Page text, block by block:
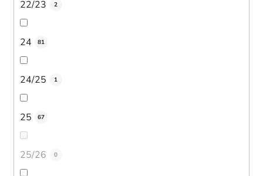
22/23 2
24 81
24/25 1
25 67
25/26 0